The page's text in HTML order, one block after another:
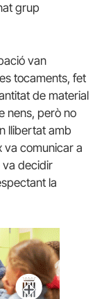
grup
van
tocaments, fet
de material
nens, però no
llibertat amb
va comunicar a
va decidir
la